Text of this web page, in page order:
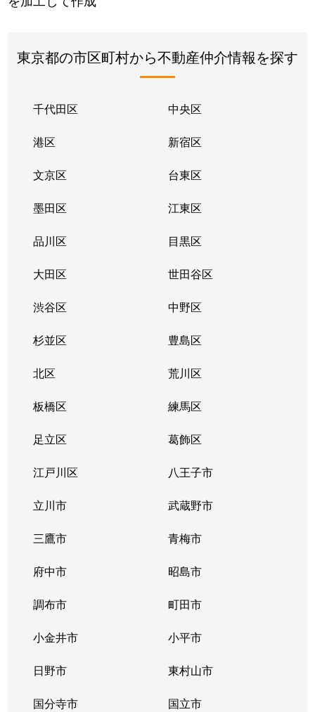
東京都の市区町村から不動産仲介情報を探す
千代田区 中央区
港区 新宿区
文京区 台東区
墨田区 江東区
品川区 目黒区
大田区 世田谷区
渋谷区 中野区
杉並区 豊島区
北区 荒川区
板橋区 練馬区
足立区 葛飾区
江戸川区 八王子市
立川市 武蔵野市
三鷹市 青梅市
府中市 昭島市
調布市 町田市
小金井市 小平市
日野市 東村山市
国分寺市 国立市